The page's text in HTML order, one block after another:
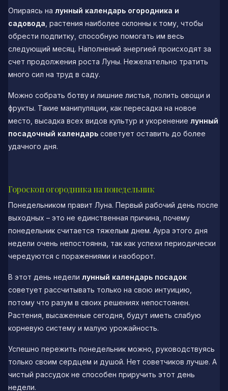
Опираясь на лунный календарь огородника и
садовода , растения наиболее склонны к тому, чтобы
обрести подпитку, способную помогать им весь
следующий месяц. Наполнений энергией происходят за
счет продолжения роста Луны. Нежелательно тратить
много сил на труд в саду.
Можно собрать ботву и лишние листья, полить овощи и
фрукты. Такие манипуляции, как пересадка на новое
место, высадка всех видов культур и укоренение лунный
посадочный календарь советует оставить до более
удачного дня.
Гороскоп огородника на понедельник
Понедельником правит Луна. Первый рабочий день после
выходных – это не единственная причина, почему
понедельник считается тяжелым днем. Аура этого дня
недели очень непостоянна, так как успехи периодически
чередуются с поражениями и наоборот.
В этот день недели лунный календарь посадок
советует рассчитывать только на свою интуицию,
потому что разум в своих решениях непостоянен.
Растения, высаженные сегодня, будут иметь слабую
корневую систему и малую урожайность.
Успешно пережить понедельник можно, руководствуясь
только своим сердцем и душой. Нет советчиков лучше. А
чистый рассудок не способен приручить этот день
недели.